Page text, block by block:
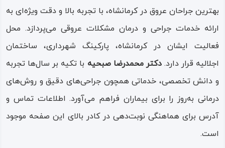
بهترین جراحان عروق در کرمانشاه، با تجربه بالا و دقت ویژه‌ای به
ارائه خدمات جراحی و درمان مشکلات عروقی می‌پردازد. محل
فعالیت ایشان در کرمانشاه، پارکینگ شهرداری، ساختمان
اجلالیه قرار دارد.دکتر محمدرضا صبحیه با تکیه بر سال‌ها تجربه
و دانش تخصصی، خدماتی همچون جراحی‌های دقیق و روش‌های
درمانی به‌روز را برای بیماران فراهم می‌آورد. اطلاعات تماس و
آدرس برای هماهنگی نوبت‌دهی در کادر بالای این صفحه موجود
است.